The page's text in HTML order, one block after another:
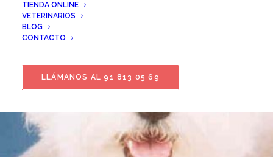
TIENDA ONLINE
VETERINARIOS
BLOG
CONTACTO
LLÁMANOS AL 91 813 05 69